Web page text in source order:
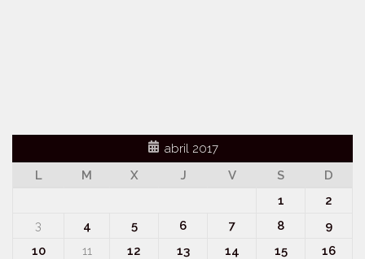
abril 2017
L
M X J V S
D
1
2
3
4 5 6 7 8
9
10
11 12 13 14 15
16